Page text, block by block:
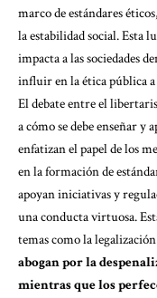
marco de estándares
la estabilidad social. Esta
impacta a las sociedades
influir en la ética pública
El debate entre el
a cómo se debe enseñar
enfatizan el papel de los
en la formación de
apoyan iniciativas y
una conducta virtuosa.
temas como la
abogan por la
mientras que los